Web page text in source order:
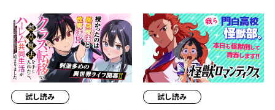
試し読み 試し読み